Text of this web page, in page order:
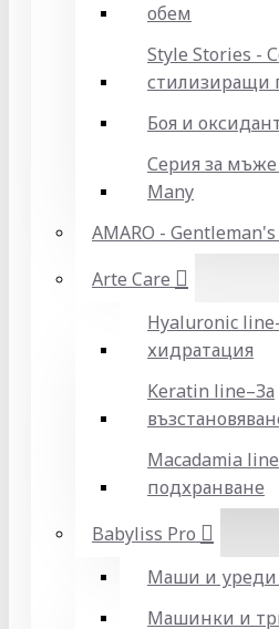
обем
Style Stories -
стилизиращи
Боя и
Серия за
Many
AMARO -
Arte Care
Hyaluronic
хидратация
Keratin line–За
Macadamia
подхранване
Babyliss Pro
Маши и уреди
Машинки и